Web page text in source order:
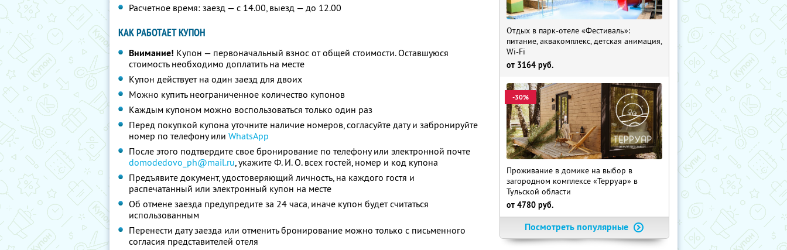
Расчетное время: заезд — с 14.00, выезд — до 12.00
КАК РАБОТАЕТ КУПОН
Внимание! Купон — первоначальный взнос от общей стоимости. Оставшуюся
стоимость необходимо доплатить на месте
Купон действует на один заезд для двоих
Можно купить неограниченное количество купонов
Каждым купоном можно воспользоваться только один раз
Перед покупкой купона уточните наличие номеров, согласуйте дату и забронируйте
номер по телефону или WhatsApp
После этого подтвердите свое бронирование по телефону или электронной почте
domodedovo_ph@mail.ru,укажите Ф. И. О.всех гостей, номер и код купона
Предъявите документ, удостоверяющий личность, на каждого гостя и
распечатанный или электронный купон на месте
Об отмене заезда предупредите за 24 часа, иначе купон будет считаться
использованным
Перенести дату заезда или отменить бронирование можно только с письменного
согласия представителей отеля
Отдых в парк-отеле «Фестиваль»:
питание, аквакомплекс, детская анимация,
Wi-Fi
от 3164 руб.
-30%
Проживание в домике на выбор в
загородном комплексе «Терруар» в
Тульской области
от 4780 руб.
Посмотреть популярные